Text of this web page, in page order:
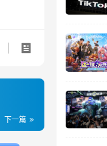
下一篇